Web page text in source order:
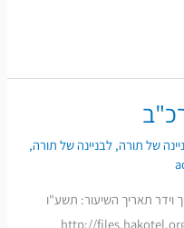
של תורה,לבניינה של תורה,
וידר תאריך השיעור: תשע"ו